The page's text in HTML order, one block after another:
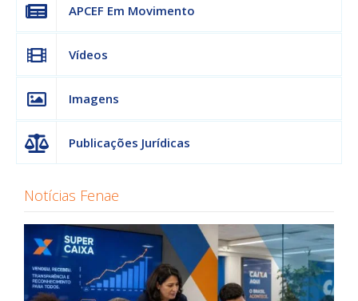
APCEF Em Movimento
Vídeos
Imagens
Publicações Jurídicas
Notícias Fenae